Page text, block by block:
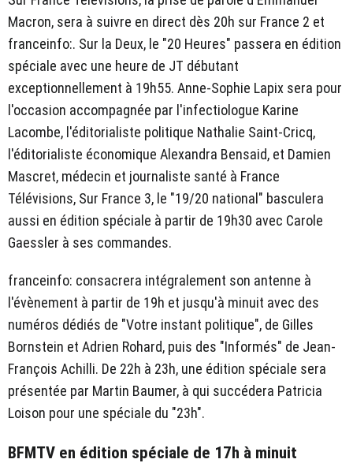
Macron, sera à suivre en direct dès 20h sur France 2 et
franceinfo:. Sur la Deux, le "20 Heures" passera en édition
spéciale avec une heure de JT débutant
exceptionnellement à 19h55. Anne-Sophie Lapix sera pour
l'occasion accompagnée par l'infectiologue Karine
Lacombe, l'éditorialiste politique Nathalie Saint-Cricq,
l'éditorialiste économique Alexandra Bensaid, et Damien
Mascret, médecin et journaliste santé à France
Télévisions, Sur France 3, le "19/20 national" basculera
aussi en édition spéciale à partir de 19h30 avec Carole
Gaessler à ses commandes.
franceinfo: consacrera intégralement son antenne à
l'évènement à partir de 19h et jusqu'à minuit avec des
numéros dédiés de "Votre instant politique", de Gilles
Bornstein et Adrien Rohard, puis des "Informés" de Jean-
François Achilli. De 22h à 23h, une édition spéciale sera
présentée par Martin Baumer, à qui succédera Patricia
Loison pour une spéciale du "23h".
BFMTV en édition spéciale de 17h à minuit